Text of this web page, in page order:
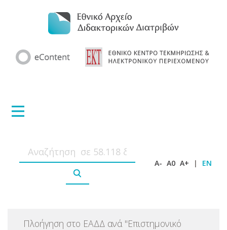
A- A0 A+ | EN
Πλοήγηση στο ΕΑΔΔ ανά "Επιστημονικό